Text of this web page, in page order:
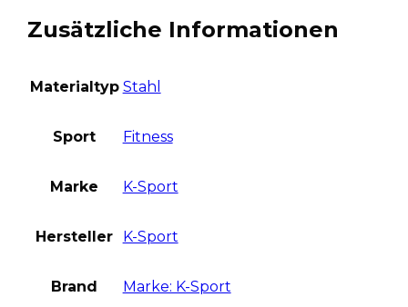
Zusätzliche Informationen
Materialtyp Stahl
Sport Fitness
Marke K-Sport
Hersteller K-Sport
Brand Marke: K-Sport